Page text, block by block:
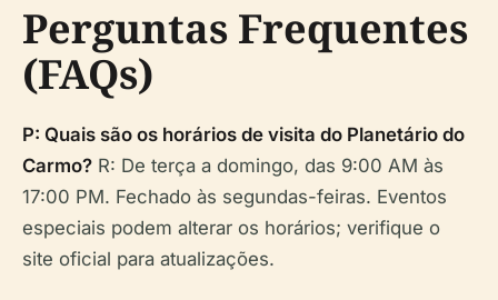
Perguntas Frequentes
(FAQs)
P: Quais são os horários de visita do Planetário do
Carmo? R: De terça a domingo, das 9:00 AM às
17:00 PM. Fechado às segundas-feiras. Eventos
especiais podem alterar os horários; verifique o
site oficial para atualizações.